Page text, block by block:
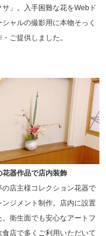
サ」。入手困難な花をWebド
シャルの撮影用に本物そっく
・ご提供しました。
花器作品で店内装飾
の店主様コレクション花器で
ンジメント制作。店内に設置
。衛生面でも安心なアートフ
食店で多くご利用いただいて